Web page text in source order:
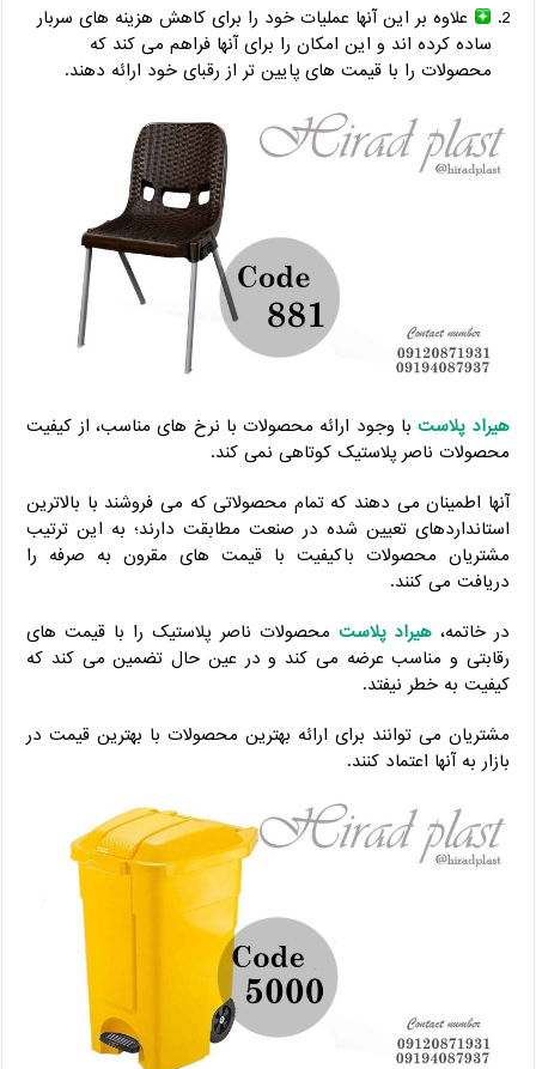
علاوه بر این آنها عملیات خود را برای کاهش هزینه های سربار
ساده کرده اند و این امکان را برای آنها فراهم می کند که
محصولات را با قیمت های پایین تر از رقبای خود ارائه دهند.
هیراد پلاستبا وجود ارائه محصولات با نرخ های مناسب، از کیفیت
محصولات ناصر پلاستیک کوتاهی نمی کند.
آنها اطمینان می دهند که تمام محصولاتی که می فروشند با بالاترین
استانداردهای تعیین شده در صنعت مطابقت دارند؛ به این ترتیب
مشتریان محصولات باکیفیت با قیمت های مقرون به صرفه را
دریافت می کنند.
در خاتمه، هیراد پلاست محصولات ناصر پلاستیک را با قیمت های
رقابتی و مناسب عرضه می کند و در عین حال تضمین می کند که
کیفیت به خطر نیفتد.
مشتریان می توانند برای ارائه بهترین محصولات با بهترین قیمت در
بازار به آنها اعتماد کنند.